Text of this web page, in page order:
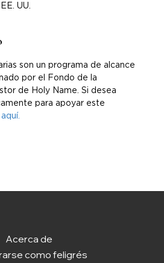
UU.
son un programa de alcance
por el Fondo de la
de Holy Name. Si desea
para apoyar este
Acerca de
como feligrés